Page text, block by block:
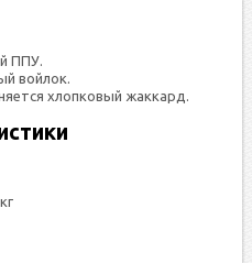
ППУ.
вой­лок.
хлоп­ко­вый жак­кард.